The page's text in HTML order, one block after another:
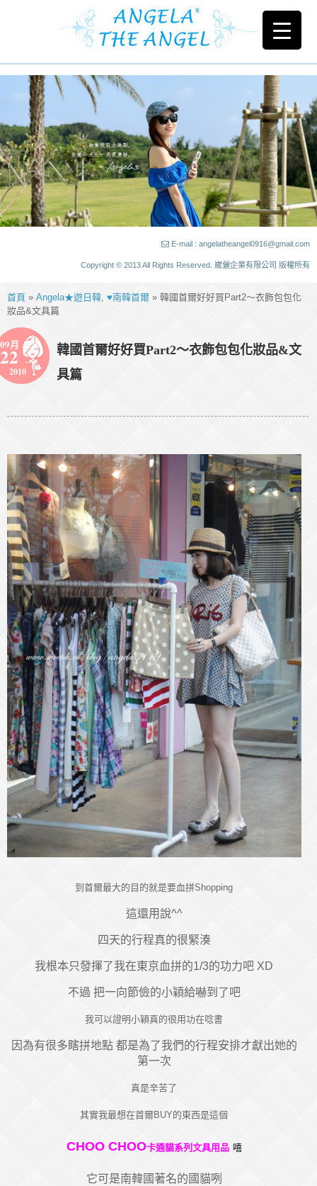
E-mail : angelatheangel0916@gmail.com
Copyright © 2013 All Rights Reserved. 崴儷企業有限公司 版權所有
首頁 » Angela★遊日韓, ♥南韓首爾 » 韓國首爾好好買Part2～衣飾包包化
妝品&文具篇
09月
22
2010
韓國首爾好好買Part2～衣飾包包化妝品&文
具篇
到首爾最大的目的就是要血拼Shopping
這還用說^^
四天的行程真的很緊湊
我根本只發揮了我在東京血拼的1/3的功力吧 XD
不過 把一向節儉的小穎給嚇到了吧
我可以證明小穎真的很用功在唸書
因為有很多瞎拼地點 都是為了我們的行程安排才獻出她的
第一次
真是辛苦了
其實我最想在首爾BUY的東西是這個
CHOO CHOO卡通貓系列文具用品 嘻
它可是南韓國著名的國貓咧